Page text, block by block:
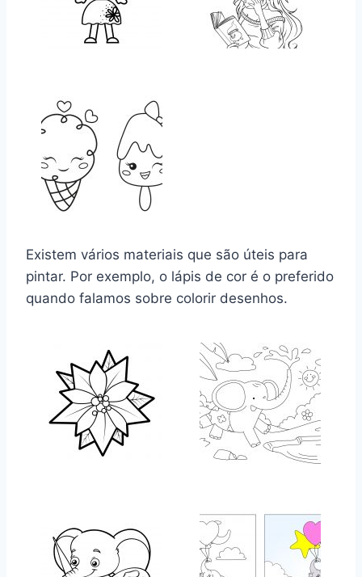
Existem vários materiais que são úteis para
pintar. Por exemplo, o lápis de cor é o preferido
quando falamos sobre colorir desenhos.